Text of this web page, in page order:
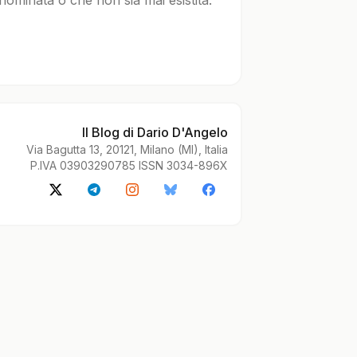
Il Blog di Dario D'Angelo
Via Bagutta 13, 20121, Milano (MI), Italia
P.IVA 03903290785 ISSN 3034-896X